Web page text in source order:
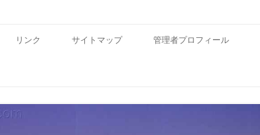
ン
ッ
リンク サイトマップ 管理者プロフィール